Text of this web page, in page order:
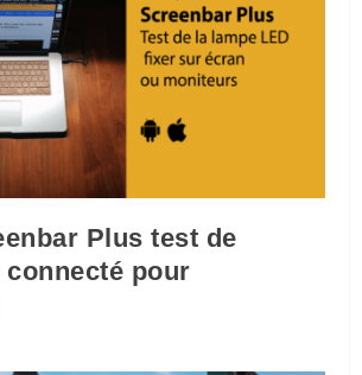
Plus test de
connecté pour